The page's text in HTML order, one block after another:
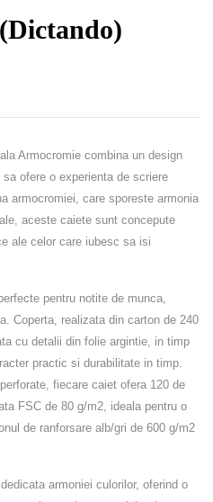
Armocromie combina un design
ofere o experienta de scriere
armocromiei, care sporeste armonia
aceste caiete sunt concepute
ale celor care iubesc sa isi
pentru notite de munca,
Coperta, realizata din carton de 240
cu detalii din folie argintie, in timp
practic si durabilitate in timp.
fiecare caiet ofera 120 de
FSC de 80 g/m2, ideala pentru o
de ranforsare alb/gri de 600 g/m2
armoniei culorilor, oferind o